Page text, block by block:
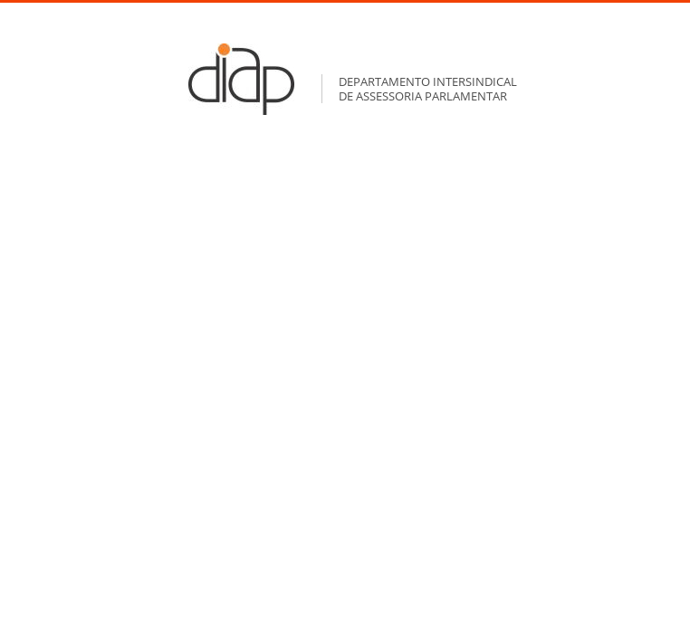
DEPARTAMENTO INTERSINDICAL
DE ASSESSORIA PARLAMENTAR